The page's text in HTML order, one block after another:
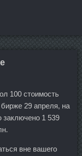
100 стоимость
29 апреля, на
заключено 1 539
вне вашего